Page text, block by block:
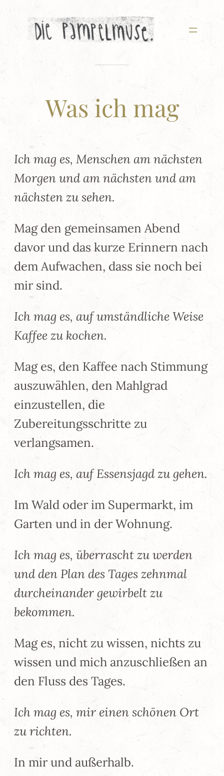
Zum
Inhalt
Was ich mag
Ich mag es, Menschen am nächsten
Morgen und am nächsten und am
nächsten zu sehen.
Mag den gemeinsamen Abend
davor und das kurze Erinnern nach
dem Aufwachen, dass sie noch bei
mir sind.
Ich mag es, auf umständliche Weise
Kaffee zu kochen.
Mag es, den Kaffee nach Stimmung
auszuwählen, den Mahlgrad
einzustellen, die
Zubereitungsschritte zu
verlangsamen.
Ich mag es, auf Essensjagd zu gehen.
Im Wald oder im Supermarkt, im
Garten und in der Wohnung.
Ich mag es, überrascht zu werden
und den Plan des Tages zehnmal
durcheinander gewirbelt zu
bekommen.
Mag es, nicht zu wissen, nichts zu
wissen und mich anzuschließen an
den Fluss des Tages.
Ich mag es, mir einen schönen Ort
zu richten.
In mir und außerhalb.